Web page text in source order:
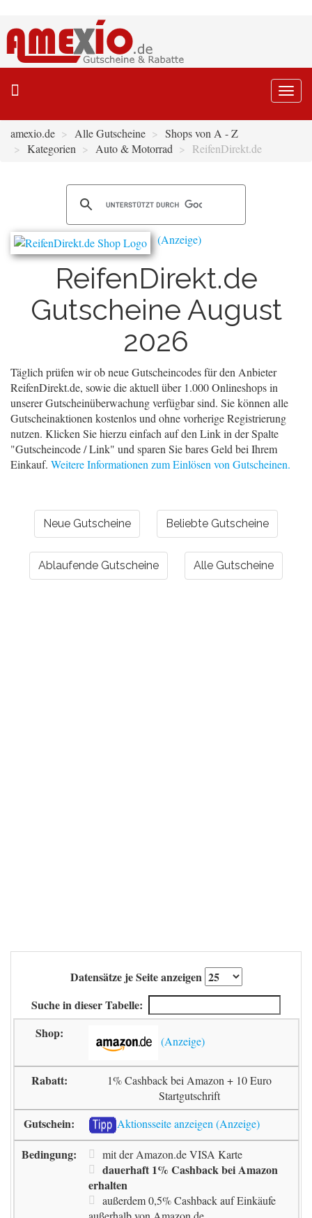
amexio.de Alle Gutscheine
Shops von A - Z
Kategorien
Auto & Motorrad ReifenDirekt.de
ReifenDirekt.de
Gutscheine August
2026
Täglich prüfen wir ob neue Gutscheincodes für den Anbieter
ReifenDirekt.de, sowie die aktuell über 1.000 Onlineshops in
unserer Gutscheinüberwachung verfügbar sind. Sie können alle
Gutscheinaktionen kostenlos und ohne vorherige Registrierung
nutzen. Klicken Sie hierzu einfach auf den Link in der Spalte
"Gutscheincode / Link" und sparen Sie bares Geld bei Ihrem
Einkauf. Weitere Informationen zum Einlösen von Gutscheinen.
Neue Gutscheine Beliebte Gutscheine
Ablaufende Gutscheine Alle Gutscheine
Datensätze je Seite anzeigen
Suche in dieser Tabelle:
1% Cashback bei Amazon + 10 Euro
Startgutschrift
Aktionsseite anzeigen
mit der Amazon.de VISA Karte
dauerhaft 1% Cashback bei Amazon
erhalten
außerdem 0,5% Cashback auf Einkäufe